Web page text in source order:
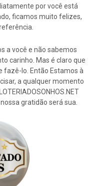
por você está
ficamos muito felizes,
a você e não sabemos
carinho. Mas é claro que
fazê-lo. Então Estamos à
a qualquer momento
gratidão será sua.